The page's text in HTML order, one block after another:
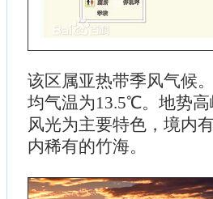
该区属亚热带季风气候
均气温为13.5℃。地势
风光为主要特色，境内
内稀有的竹海。